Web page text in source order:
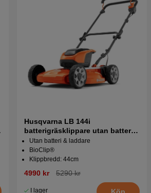
Husqvarna LB 144i
batterigräsklippare utan batteri
och laddare
Utan batteri & laddare
BioClip®
Klippbredd: 44cm
4990 kr 5290 kr
I lager